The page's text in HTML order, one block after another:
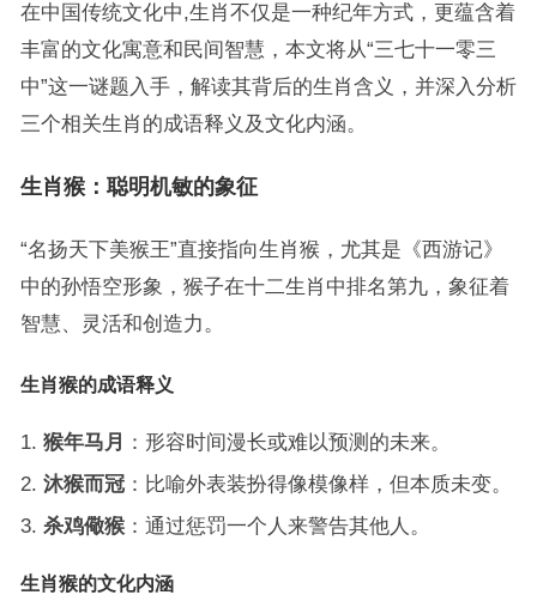
在中国传统文化中,生肖不仅是一种纪年方式，更蕴含着
丰富的文化寓意和民间智慧，本文将从“三七十一零三
中”这一谜题入手，解读其背后的生肖含义，并深入分析
三个相关生肖的成语释义及文化内涵。
生肖猴：聪明机敏的象征
“名扬天下美猴王”直接指向生肖猴，尤其是《西游记》
中的孙悟空形象，猴子在十二生肖中排名第九，象征着
智慧、灵活和创造力。
生肖猴的成语释义
猴年马月
：形容时间漫长或难以预测的未来。
沐猴而冠：比喻外表装扮得像模像样，但本质未变。
杀鸡儆猴：通过惩罚一个人来警告其他人。
生肖猴的文化内涵